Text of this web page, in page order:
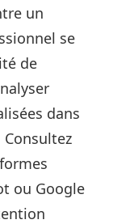
un
se
de
dans
ou Google